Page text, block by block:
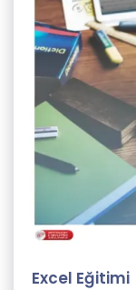
Excel Eğitimi